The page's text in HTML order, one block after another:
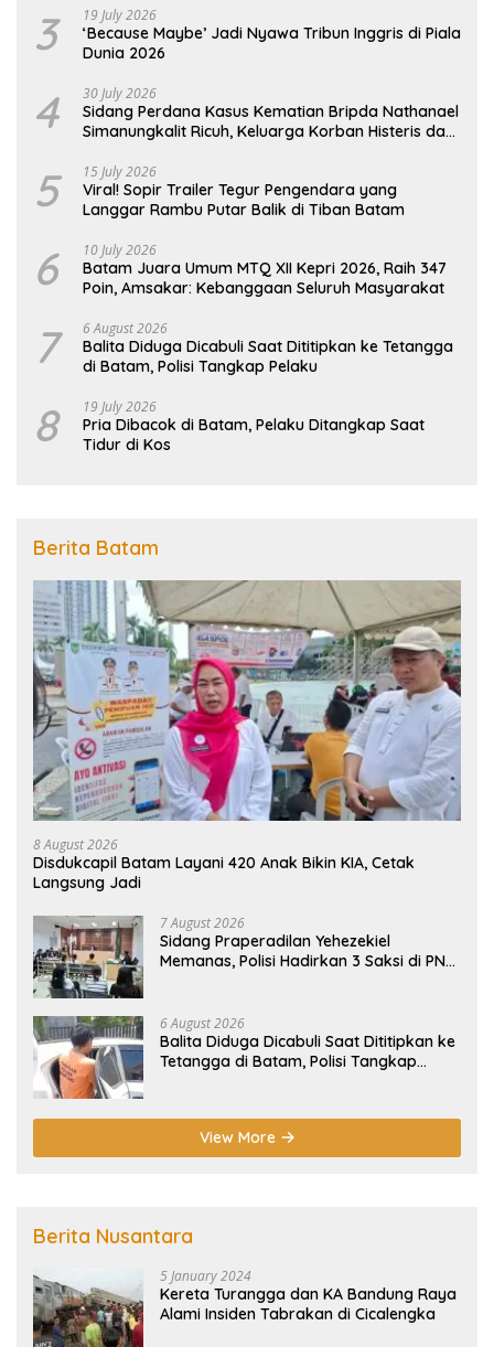
3 19 July 2026
‘Because Maybe’ Jadi Nyawa Tribun Inggris di Piala
Dunia 2026
4 30 July 2026
Sidang Perdana Kasus Kematian Bripda Nathanael
Simanungkalit Ricuh, Keluarga Korban Histeris dan
5 15 July 2026
Viral! Sopir Trailer Tegur Pengendara yang
Langgar Rambu Putar Balik di Tiban Batam
6 10 July 2026
Batam Juara Umum MTQ XII Kepri 2026, Raih 347
Poin, Amsakar: Kebanggaan Seluruh Masyarakat
7 6 August 2026
Balita Diduga Dicabuli Saat Dititipkan ke Tetangga
di Batam, Polisi Tangkap Pelaku
8 19 July 2026
Pria Dibacok di Batam, Pelaku Ditangkap Saat
Tidur di Kos
Berita Batam
8 August 2026
Disdukcapil Batam Layani 420 Anak Bikin KIA, Cetak
Langsung Jadi
7 August 2026
Sidang Praperadilan Yehezekiel
Memanas, Polisi Hadirkan 3 Saksi di PN
6 August 2026
Balita Diduga Dicabuli Saat Dititipkan ke
Tetangga di Batam, Polisi Tangkap
View More
Berita Nusantara
5 January 2024
Kereta Turangga dan KA Bandung Raya
Alami Insiden Tabrakan di Cicalengka